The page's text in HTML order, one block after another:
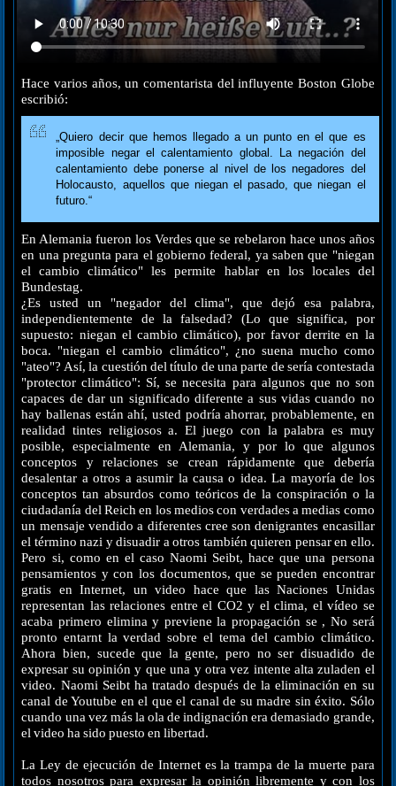
Hace varios años, un comentarista del influyente Boston Globe
escribió:
„Quiero decir que hemos llegado a un punto en el que es
imposible negar el calentamiento global. La negación del
calentamiento debe ponerse al nivel de los negadores del
Holocausto, aquellos que niegan el pasado, que niegan el
futuro.“
En Alemania fueron los Verdes que se rebelaron hace unos años
en una pregunta para el gobierno federal, ya saben que "niegan
el cambio climático" les permite hablar en los locales del
Bundestag.
¿Es usted un "negador del clima", que dejó esa palabra,
independientemente de la falsedad? (Lo que significa, por
supuesto: niegan el cambio climático), por favor derrite en la
boca. "niegan el cambio climático", ¿no suena mucho como
"ateo"? Así, la cuestión del título de una parte de sería contestada
"protector climático": Sí, se necesita para algunos que no son
capaces de dar un significado diferente a sus vidas cuando no
hay ballenas están ahí, usted podría ahorrar, probablemente, en
realidad tintes religiosos a. El juego con la palabra es muy
posible, especialmente en Alemania, y por lo que algunos
conceptos y relaciones se crean rápidamente que debería
desalentar a otros a asumir la causa o idea. La mayoría de los
conceptos tan absurdos como teóricos de la conspiración o la
ciudadanía del Reich en los medios con verdades a medias como
un mensaje vendido a diferentes cree son denigrantes encasillar
el término nazi y disuadir a otros también quieren pensar en ello.
Pero si, como en el caso Naomi Seibt, hace que una persona
pensamientos y con los documentos, que se pueden encontrar
gratis en Internet, un video hace que las Naciones Unidas
representan las relaciones entre el CO2 y el clima, el vídeo se
acaba primero elimina y previene la propagación se , No será
pronto entarnt la verdad sobre el tema del cambio climático.
Ahora bien, sucede que la gente, pero no ser disuadido de
expresar su opinión y que una y otra vez intente alta zuladen el
video. Naomi Seibt ha tratado después de la eliminación en su
canal de Youtube en el que el canal de su madre sin éxito. Sólo
cuando una vez más la ola de indignación era demasiado grande,
el video ha sido puesto en libertad.
La Ley de ejecución de Internet es la trampa de la muerte para
todos nosotros para expresar la opinión libremente y con los